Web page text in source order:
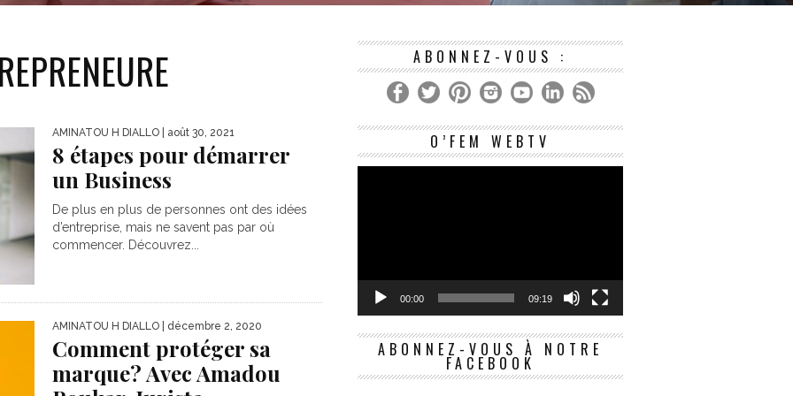
AMINATOU H DIALLO | août 30, 2021
8 étapes pour démarrer
un Business
De plus en plus de personnes ont des idées
d’entreprise, mais ne savent pas par où
commencer. Découvrez...
AMINATOU H DIALLO | décembre 2, 2020
Comment protéger sa
marque? Avec Amadou
ABONNEZ-VOUS :
O’FEM WEBTV
Lecteur
00:00 09:19
ABONNEZ-VOUS À NOTRE
FACEBOOK